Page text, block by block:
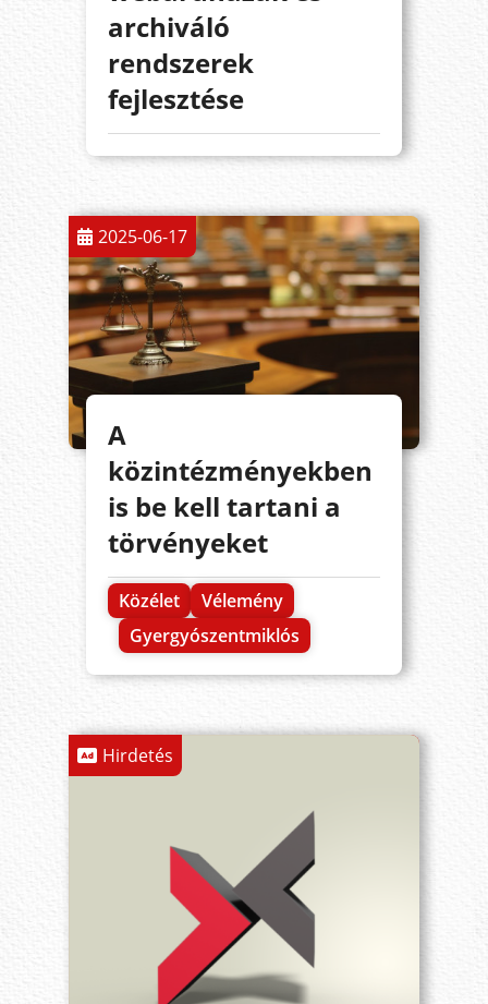
archiváló
rendszerek
fejlesztése
2025-06-17
A
közintézményekben
is be kell tartani a
törvényeket
Közélet
Vélemény
Gyergyószentmiklós
Hirdetés